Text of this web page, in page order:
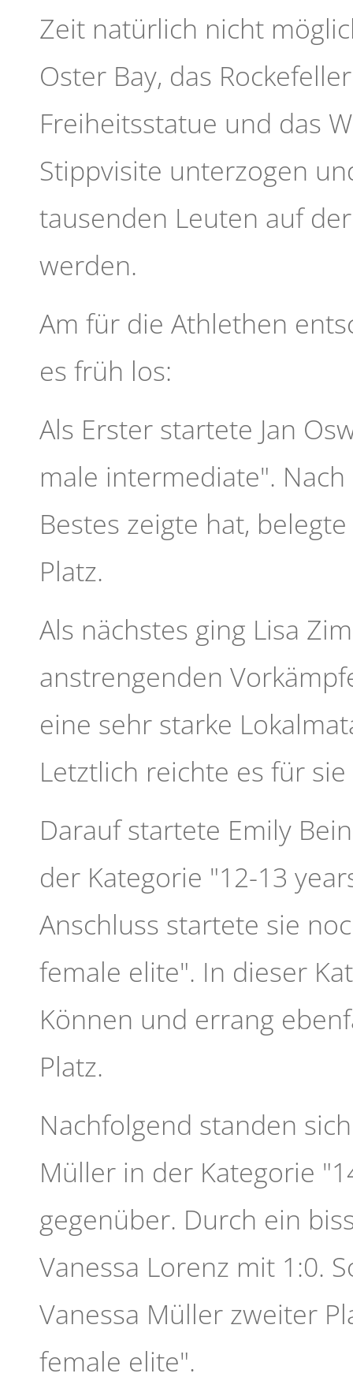
Zeit natürlich nicht
Oster Bay, das
Freiheitsstatue und das
Stippvisite unterzogen
tausenden Leuten auf
werden.
Am für die Athlethen
es früh los:
Als Erster startete Jan
male intermediate".
Bestes zeigte hat,
Platz.
Als nächstes ging Lisa
anstrengenden
eine sehr starke
Letztlich reichte es für
Darauf startete Emily
der Kategorie "12-13
Anschluss startete sie
female elite". In dieser
Können und errang
Platz.
Nachfolgend standen
Müller in der Kategorie
gegenüber. Durch ein
Vanessa Lorenz mit 1:0.
Vanessa Müller zweiter
female elite".